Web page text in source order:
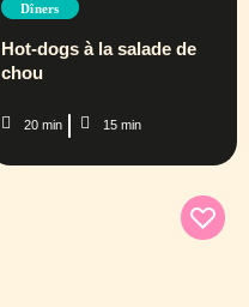
Dîners
Hot-dogs à la salade de
chou
20 min 15 min